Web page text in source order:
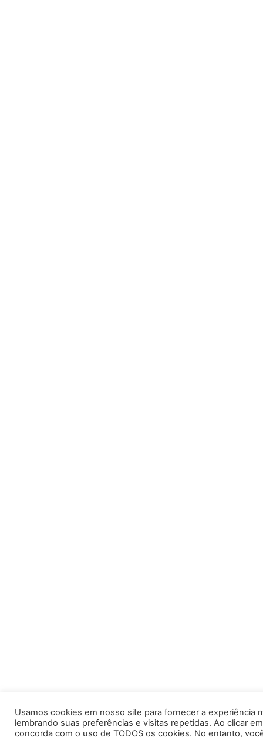
Usamos cookies em nosso site para fornecer a experiência
lembrando suas preferências e visitas repetidas. Ao clicar
concorda com o uso de TODOS os cookies. No entanto,